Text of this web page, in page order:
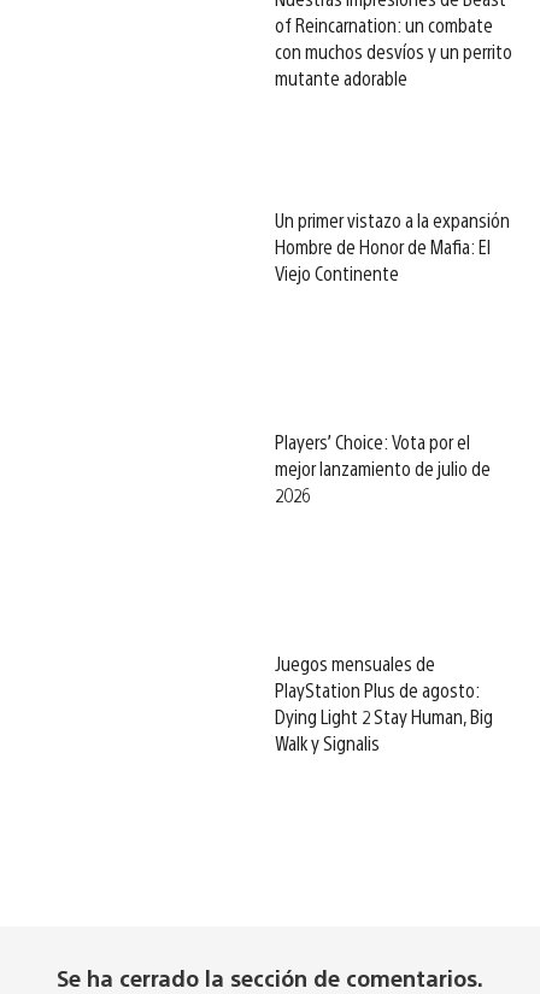
of Reincarnation: un combate
con muchos desvíos y un perrito
mutante adorable
Un primer vistazo a la expansión
Hombre de Honor de Mafia: El
Viejo Continente
Players’ Choice: Vota por el
mejor lanzamiento de julio de
2026
Juegos mensuales de
PlayStation Plus de agosto:
Dying Light 2 Stay Human, Big
Walk y Signalis
Se ha cerrado la sección de comentarios.